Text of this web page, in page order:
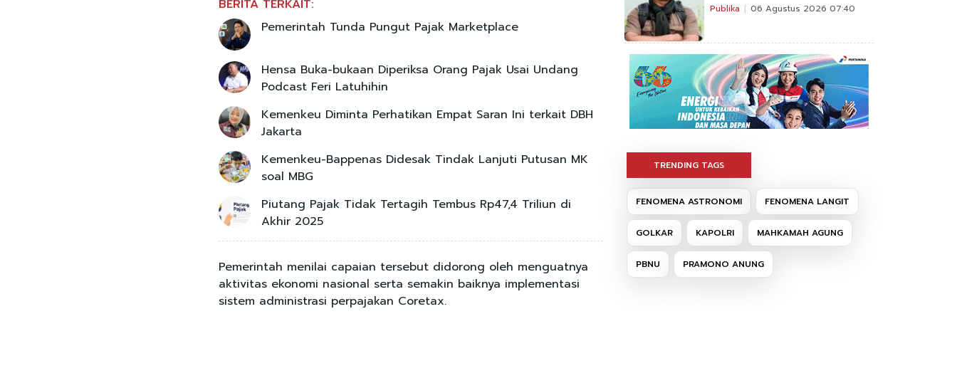
BERITA TERKAIT:
Pemerintah Tunda Pungut Pajak Marketplace
Hensa Buka-bukaan Diperiksa Orang Pajak Usai Undang
Podcast Feri Latuhihin
Kemenkeu Diminta Perhatikan Empat Saran Ini terkait DBH
Jakarta
Kemenkeu-Bappenas Didesak Tindak Lanjuti Putusan MK
soal MBG
Piutang Pajak Tidak Tertagih Tembus Rp47,4 Triliun di
Akhir 2025
Pemerintah menilai capaian tersebut didorong oleh menguatnya
aktivitas ekonomi nasional serta semakin baiknya implementasi
sistem administrasi perpajakan Coretax.
Publika 06 Agustus 2026 07:40
TRENDING TAGS
FENOMENA ASTRONOMI FENOMENA LANGIT
GOLKAR KAPOLRI MAHKAMAH AGUNG
PBNU PRAMONO ANUNG